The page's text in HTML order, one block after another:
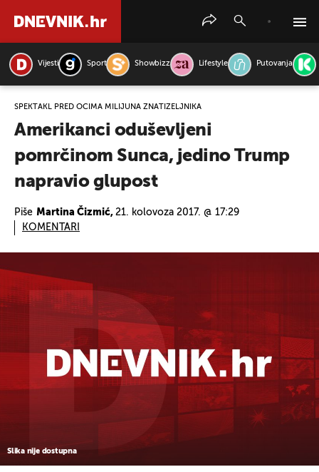
Vijesti Sport Showbizz Lifestyle Putovanja
SPEKTAKL PRED OČIMA MILIJUNA ZNATIŽELJNIKA
Amerikanci oduševljeni
pomrčinom Sunca, jedino Trump
napravio glupost
Piše Martina Čizmić, 21. kolovoza 2017. @ 17:29
KOMENTARI
Slika nije dostupna
PRETRAŽITE VIJESTI